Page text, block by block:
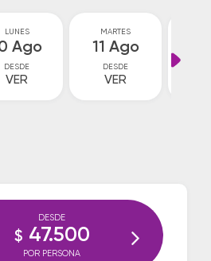
LUNES
Ago
DESDE
VER
MARTES
11 Ago
DESDE
VER
DESDE
$ 47.500
POR PERSONA